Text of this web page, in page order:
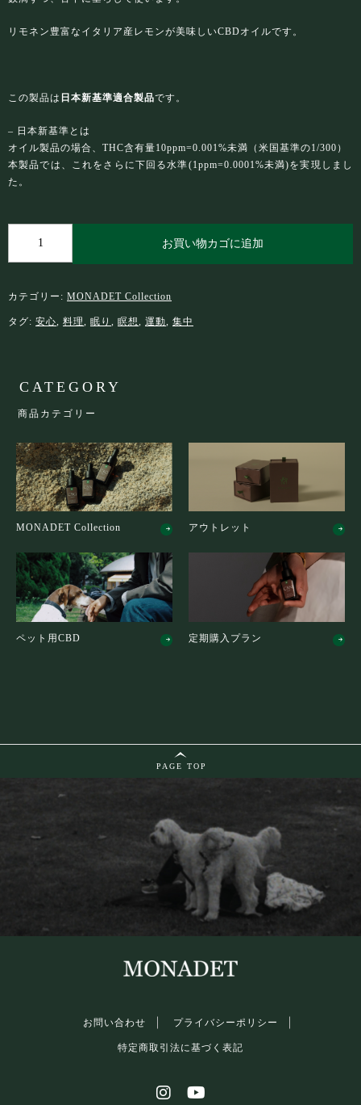
リモネン豊富なイタリア産レモンが美味しいCBDオイルです。
この製品は 日本新基準適合製品です。
– 日本新基準とは
オイル製品の場合、THC含有量10ppm=0.001%未満（米国基準の1/300）
本製品では、これをさらに下回る水準(1ppm=0.0001%未満)を実現しまし
た。
お買い物カゴに追加
カテゴリー: MONADET Collection
タグ: 安心, 料理, 眠り , 瞑想, 運動, 集中
CATEGORY
商品カテゴリー
MONADET Collection アウトレット
ペット用CBD 定期購入プラン
PAGE TOP
お問い合わせ プライバシーポリシー
特定商取引法に基づく表記